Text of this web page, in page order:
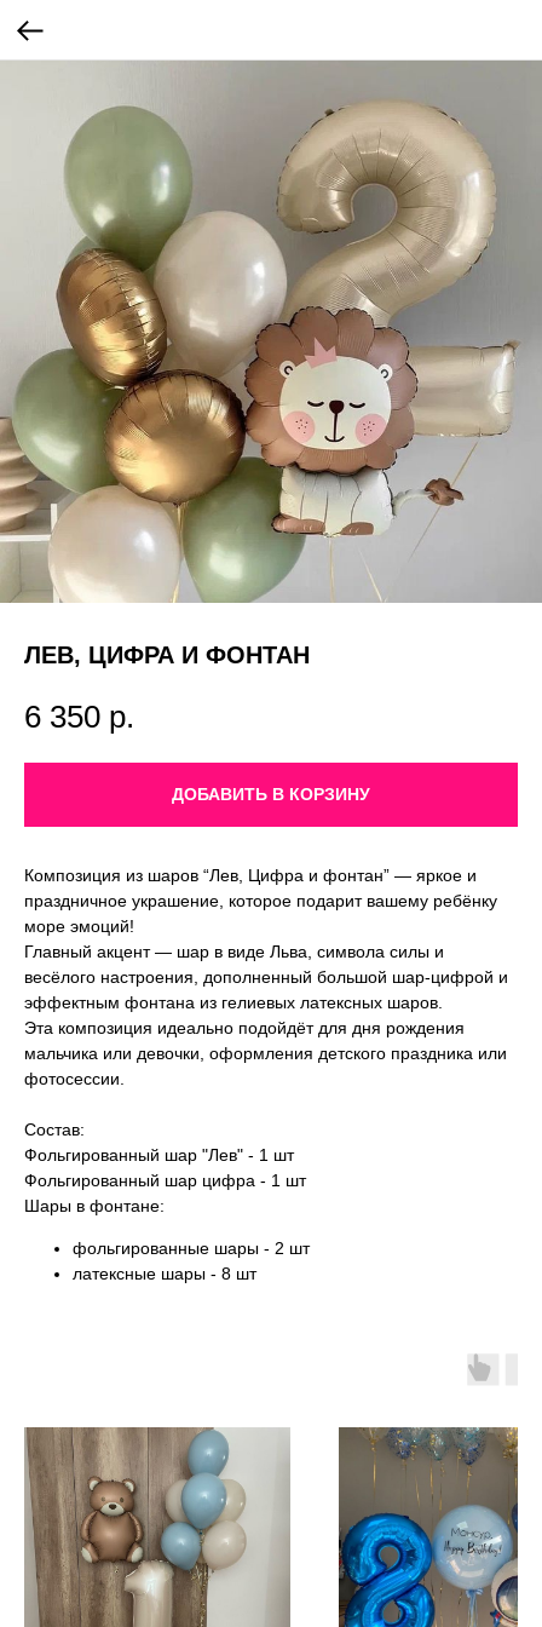
ЛЕВ, ЦИФРА И ФОНТАН
6 350 р.
ДОБАВИТЬ В КОРЗИНУ
Композиция из шаров “Лев, Цифра и фонтан” — яркое и
праздничное украшение, которое подарит вашему ребёнку
море эмоций!
Главный акцент — шар в виде Льва, символа силы и
весёлого настроения, дополненный большой шар-цифрой и
эффектным фонтана из гелиевых латексных шаров.
Эта композиция идеально подойдёт для дня рождения
мальчика или девочки, оформления детского праздника или
фотосессии.
Состав:
Фольгированный шар "Лев" - 1 шт
Фольгированный шар цифра - 1 шт
Шары в фонтане:
фольгированные шары - 2 шт
латексные шары - 8 шт